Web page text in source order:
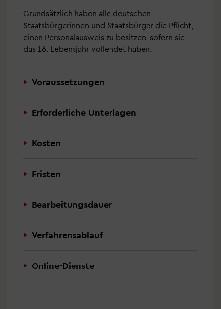
Grundsätzlich haben alle deutschen
Staatsbürgerinnen und Staatsbürger die Pflicht,
einen Personalausweis zu besitzen, sofern sie
das 16. Lebensjahr vollendet haben.
Voraussetzungen
Erforderliche Unterlagen
Kosten
Fristen
Bearbeitungsdauer
Verfahrensablauf
Online-Dienste